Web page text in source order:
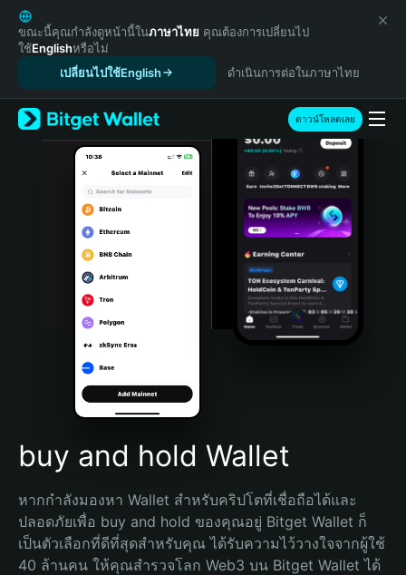
English
日本語
Tiếng Việt
Español (Latinoamérica)
Türkçe
Italiano
Português (Portugal)
Bahasa Indonesia
Português (Brasil)
Español (Argentina)
ขณะนี้คุณกำลังดูหน้านี้ในภาษาไทย คุณต้องการเปลี่ยนไป
ใช้Englishหรือไม่
เปลี่ยนไปใช้English
ดำเนินการต่อในภาษาไทย
ดาวน์โหลดเลย
buy and hold Wallet
หากกำลังมองหา Wallet สำหรับคริปโตที่เชื่อถือได้และ
ปลอดภัยเพื่อ buy and hold ของคุณอยู่ Bitget Wallet ก็
เป็นตัวเลือกที่ดีที่สุดสำหรับคุณ ได้รับความไว้วางใจจากผู้ใช้
40 ล้านคน ให้คุณสำรวจโลก Web3 บน Bitget Wallet ได้